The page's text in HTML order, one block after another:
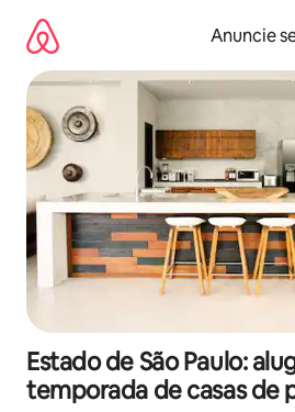
para
conteúdo
Anuncie
Estado de São Paulo:
temporada de casas de